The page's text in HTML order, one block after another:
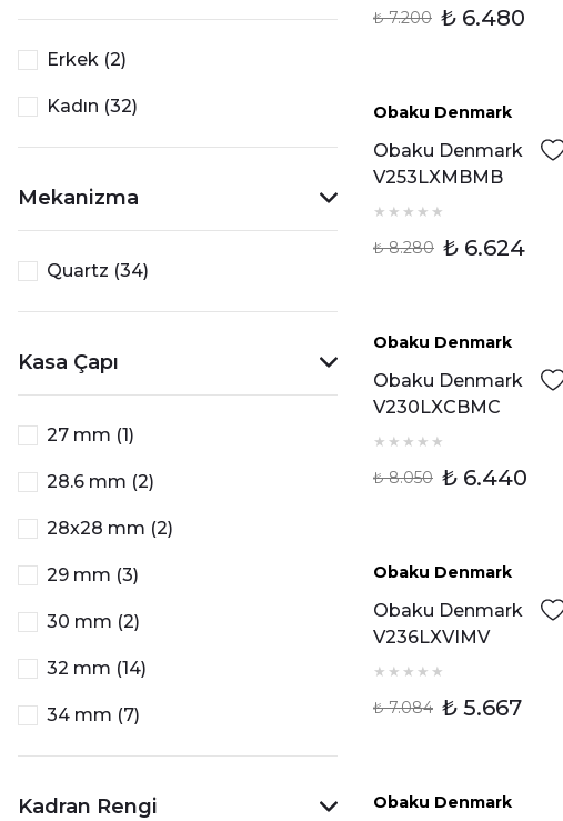
Erkek (2)
Kadın (32)
Mekanizma
Quartz (34)
Kasa Çapı
27 mm (1)
28.6 mm (2)
28x28 mm (2)
29 mm (3)
30 mm (2)
32 mm (14)
34 mm (7)
35 mm (1)
36 mm (2)
Kadran Rengi
₺ 7.200 ₺ 6.480
%20 İndirim
Obaku Denmark
Obaku Denmark
V253LXMBMB
Kadın Kol Saati
₺ 8.280 ₺ 6.624
%20 İndirim
Obaku Denmark
Obaku Denmark
V230LXCBMC
Kadın Kol Saati
₺ 8.050 ₺ 6.440
Obaku Denmark
Obaku Denmark
V236LXVIMV
Kadın Kol Saati
₺ 7.084 ₺ 5.667
Obaku Denmark